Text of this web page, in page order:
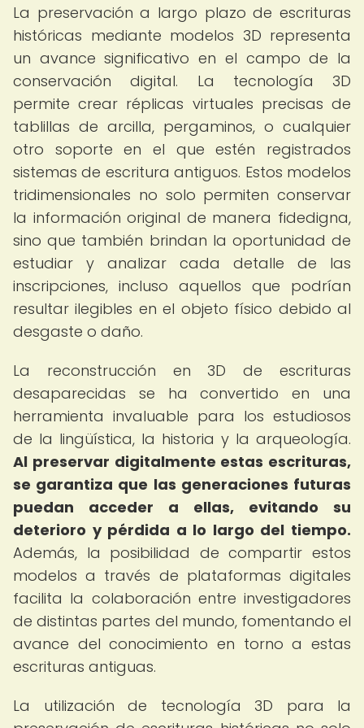
La preservación a largo plazo de escrituras
históricas mediante modelos 3D representa
un avance significativo en el campo de la
conservación digital. La tecnología 3D
permite crear réplicas virtuales precisas de
tablillas de arcilla, pergaminos, o cualquier
otro soporte en el que estén registrados
sistemas de escritura antiguos. Estos modelos
tridimensionales no solo permiten conservar
la información original de manera fidedigna,
sino que también brindan la oportunidad de
estudiar y analizar cada detalle de las
inscripciones, incluso aquellos que podrían
resultar ilegibles en el objeto físico debido al
desgaste o daño.
La reconstrucción en 3D de escrituras
desaparecidas se ha convertido en una
herramienta invaluable para los estudiosos
de la lingüística, la historia y la arqueología.
Al preservar digitalmente estas escrituras,
se garantiza que las generaciones futuras
puedan acceder a ellas, evitando su
deterioro y pérdida a lo largo del tiempo.
Además, la posibilidad de compartir estos
modelos a través de plataformas digitales
facilita la colaboración entre investigadores
de distintas partes del mundo, fomentando el
avance del conocimiento en torno a estas
escrituras antiguas.
La utilización de tecnología 3D para la